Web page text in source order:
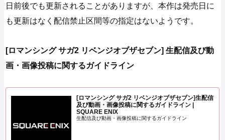
日前後でも更新されることがありますが、本作は発売日に
も更新はなく配信禁止区間等の指定はないようです。
[ロマンシング サガ2 リベンジオブザセブン] 生配信及び動
画・画像投稿に関するガイドライン
[ロマンシング サガ2 リベンジオブザセブン]生配信
及び動画・画像投稿に関するガイドライン |
SQUARE ENIX
生配信及び動画・画像投稿に関するガイドライン